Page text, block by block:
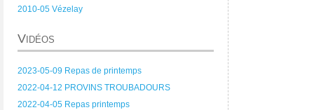
2010-05 Vézelay
Vidéos
2023-05-09 Repas de printemps
2022-04-12 PROVINS TROUBADOURS
2022-04-05 Repas printemps